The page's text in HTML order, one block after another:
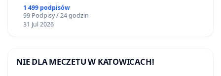
1 499 podpisów
99 Podpisy / 24 godzin
31 Jul 2026
NIE DLA MECZETU W KATOWICACH!